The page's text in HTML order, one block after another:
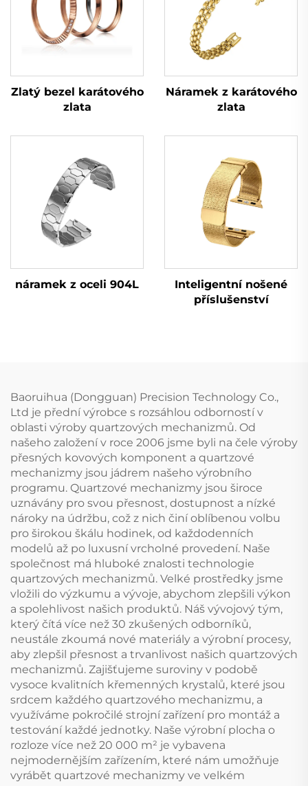
Zlatý bezel karátového
zlata
Náramek z karátového
zlata
náramek z oceli 904L
Inteligentní nošené
příslušenství
Baoruihua (Dongguan) Precision Technology Co.,
Ltd je přední výrobce s rozsáhlou odborností v
oblasti výroby quartzových mechanizmů. Od
našeho založení v roce 2006 jsme byli na čele výroby
přesných kovových komponent a quartzové
mechanizmy jsou jádrem našeho výrobního
programu. Quartzové mechanizmy jsou široce
uznávány pro svou přesnost, dostupnost a nízké
nároky na údržbu, což z nich činí oblíbenou volbu
pro širokou škálu hodinek, od každodenních
modelů až po luxusní vrcholné provedení. Naše
společnost má hluboké znalosti technologie
quartzových mechanizmů. Velké prostředky jsme
vložili do výzkumu a vývoje, abychom zlepšili výkon
a spolehlivost našich produktů. Náš vývojový tým,
který čítá více než 30 zkušených odborníků,
neustále zkoumá nové materiály a výrobní procesy,
aby zlepšil přesnost a trvanlivost našich quartzových
mechanizmů. Zajišťujeme suroviny v podobě
vysoce kvalitních křemenných krystalů, které jsou
srdcem každého quartzového mechanizmu, a
využíváme pokročilé strojní zařízení pro montáž a
testování každé jednotky. Naše výrobní plocha o
rozloze více než 20 000 m² je vybavena
nejmodernějším zařízením, které nám umožňuje
vyrábět quartzové mechanizmy ve velkém